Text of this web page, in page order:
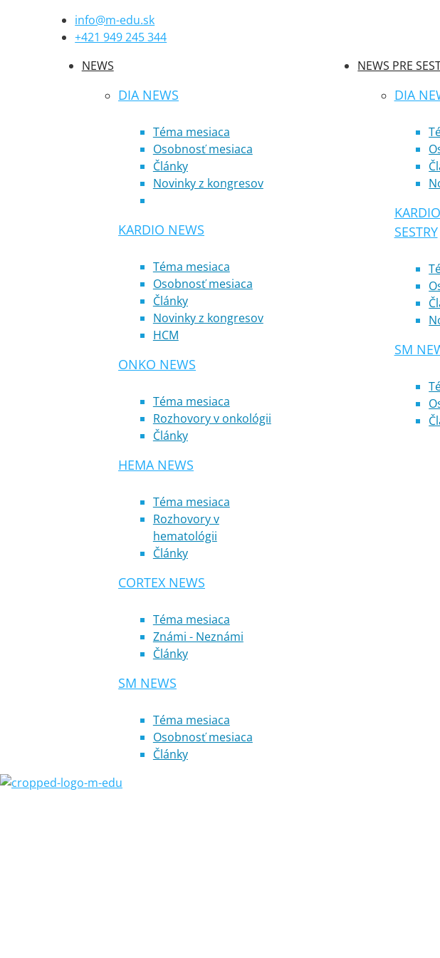
info@m-edu.sk
+421 949 245 344
NEWS
DIA NEWS
Téma mesiaca
Osobnosť mesiaca
Články
Novinky z kongresov
KARDIO NEWS
Téma mesiaca
Osobnosť mesiaca
Články
Novinky z kongresov
HCM
ONKO NEWS
Téma mesiaca
Rozhovory v onkológii
Články
HEMA NEWS
Téma mesiaca
Rozhovory v
hematológii
Články
CORTEX NEWS
Téma mesiaca
Známi - Neznámi
Články
SM NEWS
Téma mesiaca
Osobnosť mesiaca
Články
NEWS PRE
DIA
SESTRY
SM